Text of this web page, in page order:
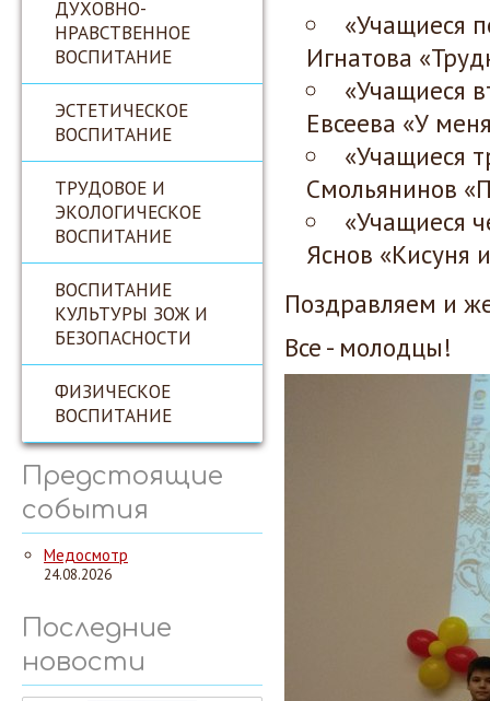
ДУХОВНО-
НРАВСТВЕННОЕ
ВОСПИТАНИЕ
ЭСТЕТИЧЕСКОЕ
ВОСПИТАНИЕ
ТРУДОВОЕ И
ЭКОЛОГИЧЕСКОЕ
ВОСПИТАНИЕ
ВОСПИТАНИЕ
КУЛЬТУРЫ ЗОЖ И
БЕЗОПАСНОСТИ
ФИЗИЧЕСКОЕ
ВОСПИТАНИЕ
Предстоящие
события
Медосмотр
24.08.2026
Последние
новости
«Учащиеся
Игнатова
«Учащиеся
Евсеева «У
«Учащиеся
Смольянинов
«Учащиеся
Яснов «Кисуня
Поздравляем и
Все - молодцы!